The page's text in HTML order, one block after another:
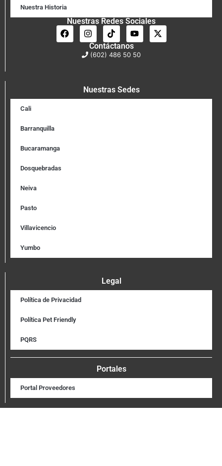
Nuestra Historia
Nuestras Redes Sociales
Contáctanos
(602) 486 50 50
Nuestras Sedes
Cali
Barranquilla
Bucaramanga
Dosquebradas
Neiva
Pasto
Villavicencio
Yumbo
Legal
Política de Privacidad
Política Pet Friendly
PQRS
Portales
Portal Proveedores